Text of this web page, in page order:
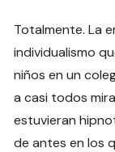
Totalmente. La
individualismo
niños en un
a casi todos
estuvieran
de antes en los